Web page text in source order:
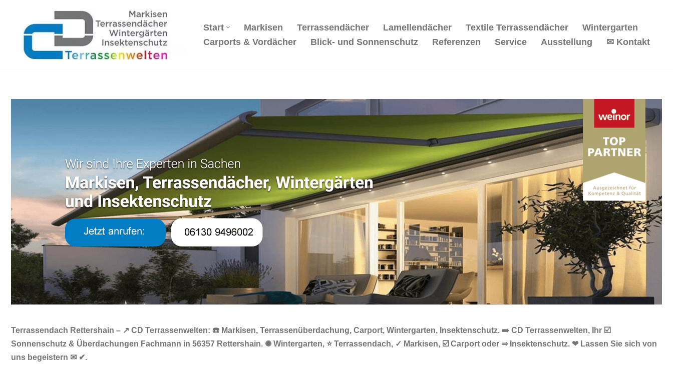
springen
Start Markisen Terrassendächer Lamellendächer Textile Terrassendächer
Wintergarten
Carports & Vordächer
Blick- und Sonnenschutz Referenzen Service Ausstellung ✉ Kontakt
Terrassendach Rettershain – ↗️ CD Terrassenwelten: ☎️ Markisen, Terrassenüberdachung, Carport, Wintergarten, Insektenschutz. ➡️ CD Terrassenwelten, Ihr ☑️
Sonnenschutz & Überdachungen Fachmann in 56357 Rettershain. ✺ Wintergarten, ⭐ Terrassendach, ✓ Markisen, ☑️ Carport oder ⇒ Insektenschutz. ❤ Lassen Sie sich von
uns begeistern ✉ ✔.